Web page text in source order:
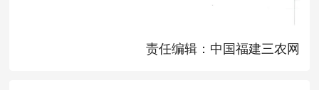
责任编辑：中国福建三农网